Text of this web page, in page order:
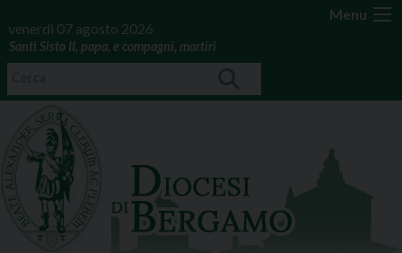
Menu
venerdì 07 agosto 2026
Santi Sisto II, papa, e compagni, martiri